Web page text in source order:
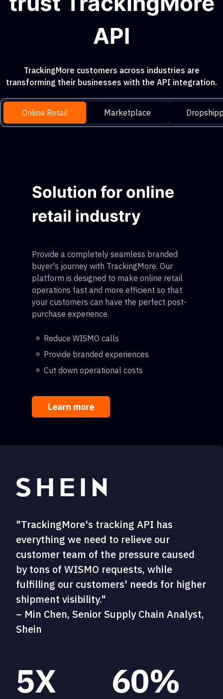
API
TrackingMore customers across industries are
transforming their businesses with the API integration.
Online Retail Marketplace
Solution for online
retail industry
Provide a completely seamless branded
buyer's journey with TrackingMore. Our
platform is designed to make online retail
operations fast and more efficient so that
your customers can have the perfect post-
purchase experience.
Reduce WISMO calls
Provide branded experiences
Cut down operational costs
Learn more
"TrackingMore's tracking API has
everything we need to relieve our
customer team of the pressure caused
by tons of WISMO requests, while
fulfilling our customers' needs for higher
shipment visibility."
– Min Chen, Senior Supply Chain Analyst,
Shein
5X 60%